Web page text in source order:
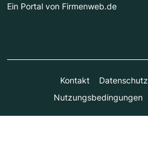
Ein Portal von Firmenweb.de
Kontakt Datenschutz
Nutzungsbedingungen